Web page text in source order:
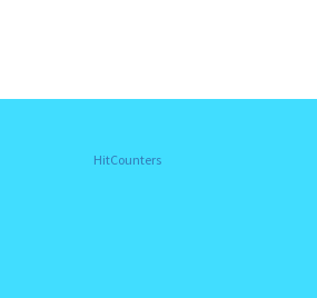
HitCounters